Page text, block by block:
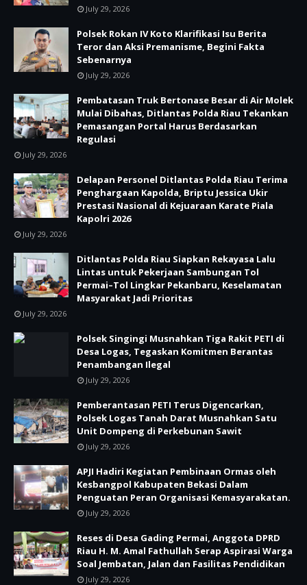
July 29, 2026
Polsek Rokan IV Koto Klarifikasi Isu Berita
Teror dan Aksi Premanisme, Begini Fakta
Sebenarnya
July 29, 2026
Pembatasan Truk Bertonase Besar di Air Molek
Mulai Dibahas, Ditlantas Polda Riau Tekankan
Pemasangan Portal Harus Berdasarkan
Regulasi
July 29, 2026
Delapan Personel Ditlantas Polda Riau Terima
Penghargaan Kapolda, Briptu Jessica Ukir
Prestasi Nasional di Kejuaraan Karate Piala
Kapolri 2026
July 29, 2026
Ditlantas Polda Riau Siapkan Rekayasa Lalu
Lintas untuk Pekerjaan Sambungan Tol
Permai–Tol Lingkar Pekanbaru, Keselamatan
Masyarakat Jadi Prioritas
July 29, 2026
Polsek Singingi Musnahkan Tiga Rakit PETI di
Desa Logas, Tegaskan Komitmen Berantas
Penambangan Ilegal
July 29, 2026
Pemberantasan PETI Terus Digencarkan,
Polsek Logas Tanah Darat Musnahkan Satu
Unit Dompeng di Perkebunan Sawit
July 29, 2026
APJI Hadiri Kegiatan Pembinaan Ormas oleh
Kesbangpol Kabupaten Bekasi Dalam
Penguatan Peran Organisasi Kemasyarakatan.
July 29, 2026
Reses di Desa Gading Permai, Anggota DPRD
Riau H. M. Amal Fathullah Serap Aspirasi Warga
Soal Jembatan, Jalan dan Fasilitas Pendidikan
July 29, 2026